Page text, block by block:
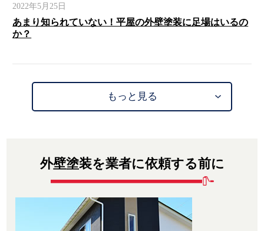
2022年5月25日
あまり知られていない！平屋の外壁塗装に足場はいるの
か？
もっと見る
外壁塗装を業者に依頼する前に